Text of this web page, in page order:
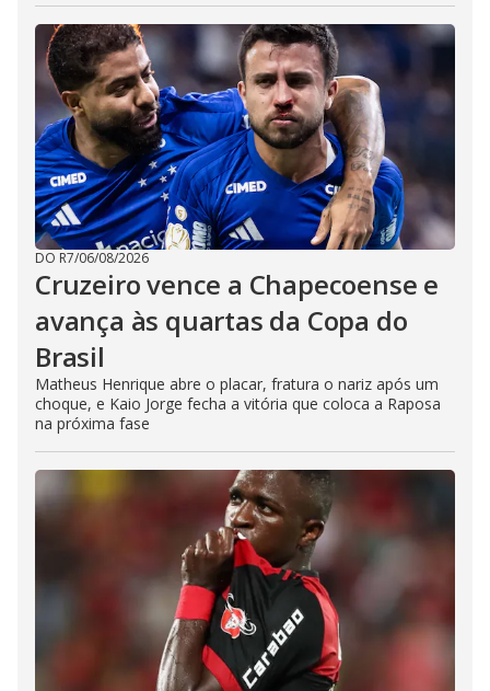
DO R7/06/08/2026
Cruzeiro vence a Chapecoense e
avança às quartas da Copa do
Brasil
Matheus Henrique abre o placar, fratura o nariz após um
choque, e Kaio Jorge fecha a vitória que coloca a Raposa
na próxima fase